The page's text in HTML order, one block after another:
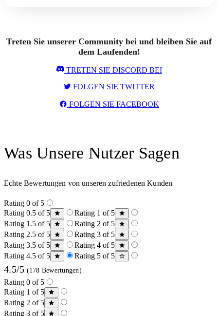
Treten Sie unserer Community bei und bleiben Sie auf
dem Laufenden!
TRETEN SIE DISCORD BEI
FOLGEN SIE TWITTER
FOLGEN SIE FACEBOOK
Was Unsere Nutzer Sagen
Echte Bewertungen von unseren zufriedenen Kunden
Rating 0 of 5
Rating 0.5 of 5
Rating 1 of 5
Rating 1.5 of 5
Rating 2 of 5
Rating 2.5 of 5
Rating 3 of 5
Rating 3.5 of 5
Rating 4 of 5
Rating 4.5 of 5
Rating 5 of 5
4.5/5 (178 Bewertungen)
Rating 0 of 5
Rating 1 of 5
Rating 2 of 5
Rating 3 of 5